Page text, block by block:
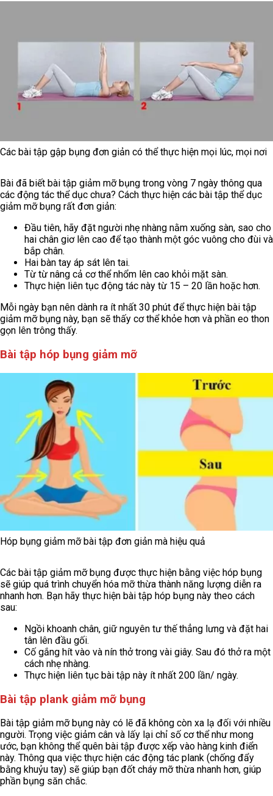
Các bài tập gập bụng đơn giản có thể thực hiện mọi lúc, mọi nơi
Bài đã biết bài tập giảm mỡ bụng trong vòng 7 ngày thông qua
các động tác thể dục chưa? Cách thực hiện các bài tập thể dục
giảm mỡ bụng rất đơn giản:
Đầu tiên, hãy đặt người nhẹ nhàng nằm xuống sàn, sao cho
hai chân giơ lên cao để tạo thành một góc vuông cho đùi và
bắp chân.
Hai bàn tay áp sát lên tai.
Từ từ nâng cả cơ thể nhổm lên cao khỏi mặt sàn.
Thực hiện liên tục động tác này từ 15 – 20 lần hoặc hơn.
Mỗi ngày bạn nên dành ra ít nhất 30 phút để thực hiện bài tập
giảm mỡ bụng này, bạn sẽ thấy cơ thể khỏe hơn và phần eo thon
gọn lên trông thấy.
Bài tập hóp bụng giảm mỡ
Hóp bụng giảm mỡ bài tập đơn giản mà hiệu quả
Các bài tập giảm mỡ bụng được thực hiện bằng việc hóp bụng
sẽ giúp quá trình chuyển hóa mỡ thừa thành năng lượng diễn ra
nhanh hơn. Bạn hãy thực hiện bài tập hóp bụng này theo cách
sau:
Ngồi khoanh chân, giữ nguyên tư thế thẳng lưng và đặt hai
tân lên đầu gối.
Cố gắng hít vào và nín thở trong vài giây. Sau đó thở ra một
cách nhẹ nhàng.
Thực hiện liên tục bài tập này ít nhất 200 lần/ ngày.
Bài tập plank giảm mỡ bụng
Bài tập giảm mỡ bụng này có lẽ đã không còn xa lạ đối với nhiều
người. Trọng việc giảm cân và lấy lại chỉ số cơ thể như mong
ước, bạn không thể quên bài tập được xếp vào hàng kinh điển
này. Thông qua việc thực hiện các động tác plank (chống đẩy
bằng khuỷu tay) sẽ giúp bạn đốt cháy mỡ thừa nhanh hơn, giúp
phần bụng săn chắc.